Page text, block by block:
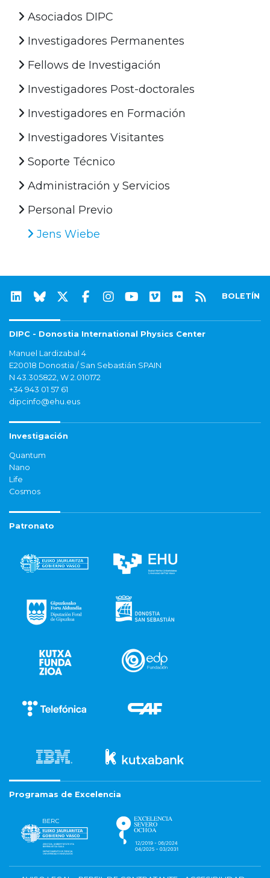
Asociados DIPC
Investigadores Permanentes
Fellows de Investigación
Investigadores Post-doctorales
Investigadores en Formación
Investigadores Visitantes
Soporte Técnico
Administración y Servicios
Personal Previo
Jens Wiebe
BOLETÍN
DIPC - Donostia International Physics Center
Manuel Lardizabal 4
E20018 Donostia / San Sebastián SPAIN
N 43.305822, W 2.010172
+34 943 01 57 61
dipcinfo@ehu.eus
Investigación
Quantum
Nano
Life
Cosmos
Patronato
Programas de Excelencia